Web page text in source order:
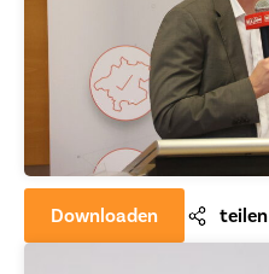
Downloaden teilen